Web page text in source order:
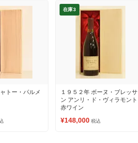
トー・パルメ
在庫3
１９５２年 ボーヌ・ブレッサ
ン アンリ・ド・ヴィラモント
赤ワイン
¥148,000 税込